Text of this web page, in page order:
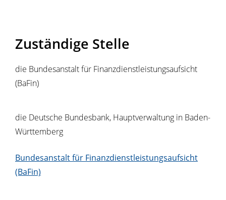
Zuständige Stelle
die Bundesanstalt für Finanzdienstleistungsaufsicht
(BaFin)
die Deutsche Bundesbank, Hauptverwaltung in Baden-
Württemberg
Bundesanstalt für Finanzdienstleistungsaufsicht
(BaFin)